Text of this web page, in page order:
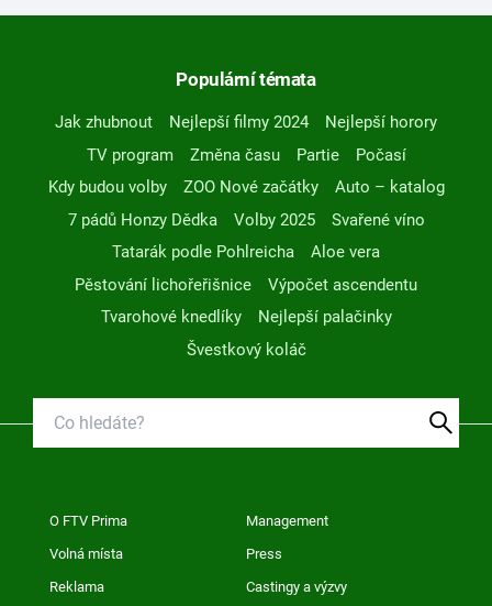
Populární témata
Jak zhubnout Nejlepší filmy 2024
Nejlepší horory
TV program
Změna času Partie
Počasí
Kdy budou volby
ZOO Nové začátky
Auto – katalog
7 pádů Honzy Dědka
Volby 2025
Svařené víno
Tatarák podle Pohlreicha
Aloe vera
Pěstování lichořeřišnice
Výpočet ascendentu
Tvarohové knedlíky
Nejlepší palačinky
Švestkový koláč
O FTV Prima Management
Volná místa Press
Reklama Castingy a výzvy